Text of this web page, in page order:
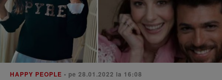
HAPPY PEOPLE • pe 28.01.2022 la 16:08